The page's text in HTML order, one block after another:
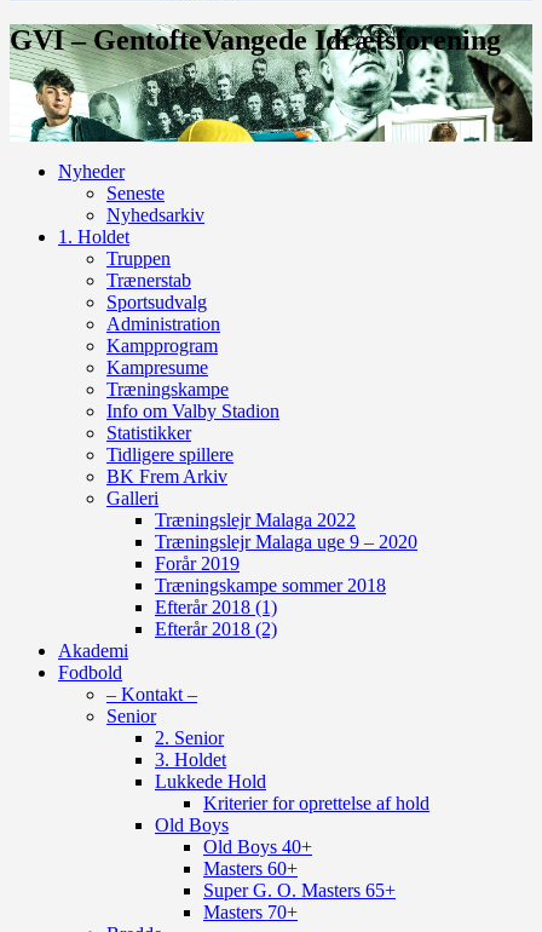
GVI – GentofteVangede Idrætsforening
Nyheder
Seneste
Nyhedsarkiv
1. Holdet
Truppen
Trænerstab
Sportsudvalg
Administration
Kampprogram
Kampresume
Træningskampe
Info om Valby Stadion
Statistikker
Tidligere spillere
BK Frem Arkiv
Galleri
Træningslejr Malaga 2022
Træningslejr Malaga uge 9 – 2020
Forår 2019
Træningskampe sommer 2018
Efterår 2018 (1)
Efterår 2018 (2)
Akademi
Fodbold
– Kontakt –
Senior
2. Senior
3. Holdet
Lukkede Hold
Kriterier for oprettelse af hold
Old Boys
Old Boys 40+
Masters 60+
Super G. O. Masters 65+
Masters 70+